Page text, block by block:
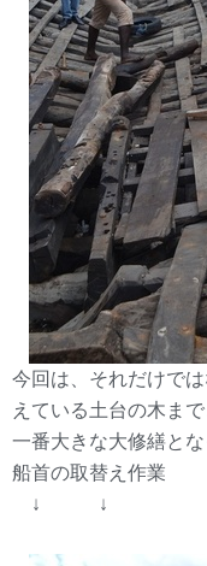
今回は、それだけで
えている土台の木ま
一番大きな大修繕とな
船首の取替え作業
↓ ↓